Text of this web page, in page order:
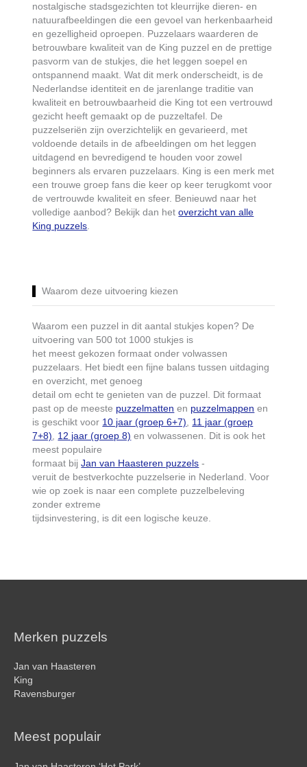
nostalgische stadsgezichten tot kleurrijke dieren- en
natuurafbeeldingen die een gevoel van herkenbaarheid
en gezelligheid oproepen. Puzzelaars waarderen de
betrouwbare kwaliteit van de King puzzel en de prettige
pasvorm van de stukjes, die het leggen soepel en
ontspannend maakt. Wat dit merk onderscheidt, is de
Nederlandse identiteit en de jarenlange traditie van
kwaliteit en betrouwbaarheid die King tot een vertrouwd
gezicht heeft gemaakt op de puzzeltafel. De
puzzelseriën zijn overzichtelijk en gevarieerd, met
voldoende details in de afbeeldingen om het leggen
uitdagend en bevredigend te houden voor zowel
beginners als ervaren puzzelaars. King is een merk met
een trouwe groep fans die keer op keer terugkomt voor
de vertrouwde kwaliteit en sfeer. Benieuwd naar het
volledige aanbod? Bekijk dan hetoverzicht van alle
King puzzels.
Waarom deze uitvoering kiezen
Waarom een puzzel in dit aantal stukjes kopen? De
uitvoering van 500 tot 1000 stukjes is
het meest gekozen formaat onder volwassen
puzzelaars. Het biedt een fijne balans tussen uitdaging
en overzicht, met genoeg
detail om echt te genieten van de puzzel. Dit formaat
past op de meeste puzzelmatten en puzzelmappen en
is geschikt voor 10 jaar (groep 6+7), 11 jaar (groep
7+8), 12 jaar (groep 8) en volwassenen. Dit is ook het
meest populaire
formaat bijJan van Haasteren puzzels -
veruit de bestverkochte puzzelserie in Nederland. Voor
wie op zoek is naar een complete puzzelbeleving
zonder extreme
tijdsinvestering, is dit een logische keuze.
Merken puzzels
Jan van Haasteren
King
Ravensburger
Meest populair